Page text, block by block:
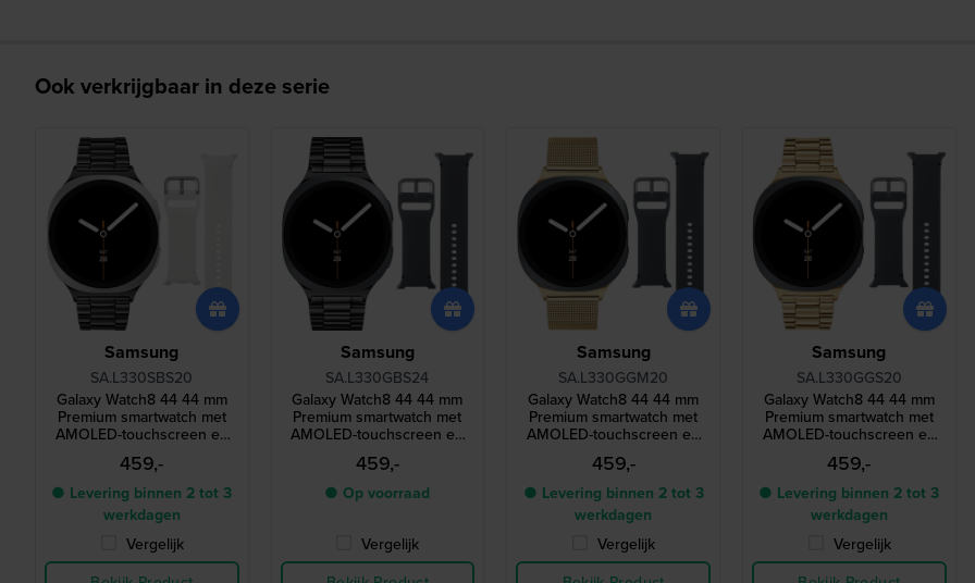
Ook verkrijgbaar in deze serie
Samsung
SA.L330SBS20
Galaxy Watch8 44 44 mm
Premium smartwatch met
AMOLED-touchscreen en
extra bandje
459,-
● Levering binnen 2 tot 3
werkdagen
Vergelijk
Samsung
SA.L330GBS24
Galaxy Watch8 44 44 mm
Premium smartwatch met
AMOLED-touchscreen en
extra bandje
459,-
● Op voorraad
Vergelijk
Samsung
SA.L330GGM20
Galaxy Watch8 44 44 mm
Premium smartwatch met
AMOLED-touchscreen en
extra bandje
459,-
● Levering binnen 2 tot 3
werkdagen
Vergelijk
Samsung
SA.L330GGS20
Galaxy Watch8 44 44 mm
Premium smartwatch met
AMOLED-touchscreen en
extra bandje
459,-
● Levering binnen 2 tot 3
werkdagen
Vergelijk